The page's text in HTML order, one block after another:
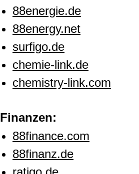
88energie.de
88energy.net
surfigo.de
chemie-link.de
chemistry-link.com
Finanzen:
88finance.com
88finanz.de